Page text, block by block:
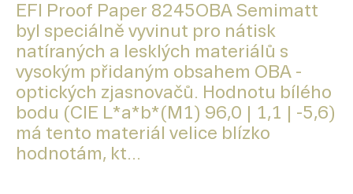
EFI Proof Paper 8245OBA Semimatt
byl speciálně vyvinut pro nátisk
natíraných a lesklých materiálů s
vysokým přidaným obsahem OBA -
optických zjasnovačů. Hodnotu bílého
bodu (CIE L*a*b*(M1) 96,0 | 1,1 | -5,6)
má tento materiál velice blízko
hodnotám, kt...